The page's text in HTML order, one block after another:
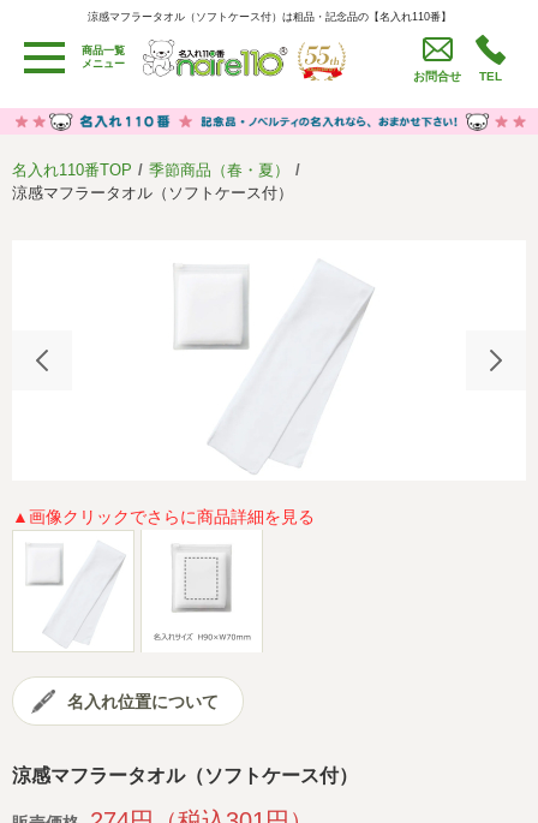
涼感マフラータオル（ソフトケース付）は粗品・記念品の【名入れ110番】
涼感マフラータオル（ソフトケース付）は粗品・記念品の【名入れ110番】
商品一覧
メニュー
お問合せ TEL
用途別カテゴリ
卒園・卒業記念品
労働組合・設立記念・周年記念
うちわ・扇子・ファン
イベント・パーティーグッズ
名入れについて
社会貢献活動 特定商取引法に基づく表記
著作権と推奨環境について
会社概要
名入れ110番TOP
季節商品（春・夏）
涼感マフラータオル（ソフトケース付）
▲画像クリックでさらに商品詳細を見る
名入れ位置について
涼感マフラータオル（ソフトケース付）